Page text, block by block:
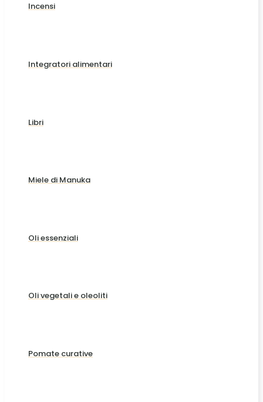
Incensi
Integratori alimentari
Libri
Miele di Manuka
Oli essenziali
Oli vegetali e oleoliti
Pomate curative